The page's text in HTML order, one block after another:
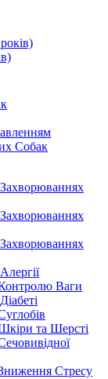
Собак
Ваги
та Шерсті
Стресу